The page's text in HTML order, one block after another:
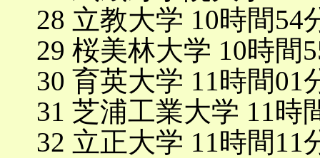
28 立教大学 10時間54
29 桜美林大学 10時間
30 育英大学 11時間01
31 芝浦工業大学 11時
32 立正大学 11時間11